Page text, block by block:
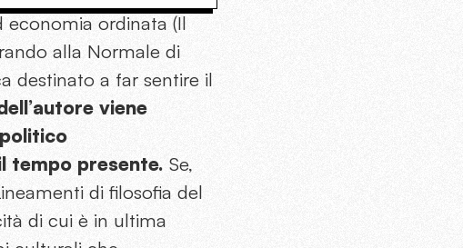
ordinata (Il
alla Normale di
destinato a far sentire il
viene
tempo presente. Se,
di filosofia del
di cui è in ultima